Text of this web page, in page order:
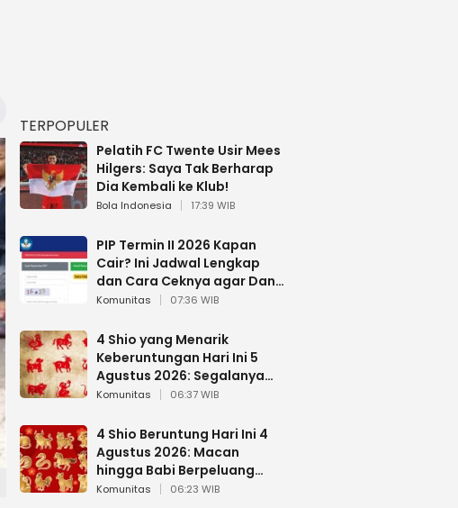
TERPOPULER
Pelatih FC Twente Usir Mees
Hilgers: Saya Tak Berharap
Dia Kembali ke Klub!
Bola Indonesia 17:39 WIB
PIP Termin II 2026 Kapan
Cair? Ini Jadwal Lengkap
dan Cara Ceknya agar Dana
Tidak Hangus!
Komunitas 07:36 WIB
4 Shio yang Menarik
Keberuntungan Hari Ini 5
Agustus 2026: Segalanya
Berjalan Lancar
Komunitas 06:37 WIB
4 Shio Beruntung Hari Ini 4
Agustus 2026: Macan
hingga Babi Berpeluang
Dapat Kabar Baik
Komunitas 06:23 WIB